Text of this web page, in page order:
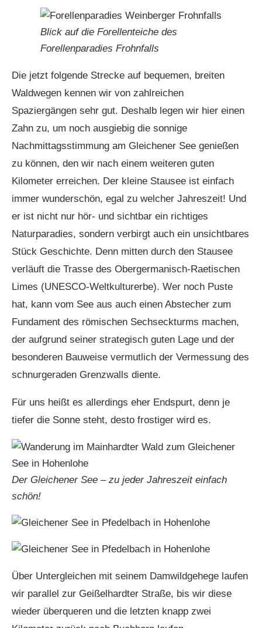
Blick auf die Forellenteiche des
Forellenparadies Frohnfalls
Die jetzt folgende Strecke auf bequemen, breiten
Waldwegen kennen wir von zahlreichen
Spaziergängen sehr gut. Deshalb legen wir hier einen
Zahn zu, um noch ausgiebig die sonnige
Nachmittagsstimmung am Gleichener See genießen
zu können, den wir nach einem weiteren guten
Kilometer erreichen. Der kleine Stausee ist einfach
immer wunderschön, egal zu welcher Jahreszeit! Und
er ist nicht nur hör- und sichtbar ein richtiges
Naturparadies, sondern verbirgt auch ein unsichtbares
Stück Geschichte. Denn mitten durch den Stausee
verläuft die Trasse des Obergermanisch-Raetischen
Limes (UNESCO-Weltkulturerbe). Wer noch Puste
hat, kann vom See aus auch einen Abstecher zum
Fundament des römischen Sechseckturms machen,
der aufgrund seiner strategisch guten Lage und der
besonderen Bauweise vermutlich der Vermessung des
schnurgeraden Grenzwalls diente.
Für uns heißt es allerdings eher Endspurt, denn je
tiefer die Sonne steht, desto frostiger wird es.
Der Gleichener See – zu jeder Jahreszeit einfach
schön!
Über Untergleichen mit seinem Damwildgehege laufen
wir parallel zur Geißelhardter Straße, bis wir diese
wieder überqueren und die letzten knapp zwei